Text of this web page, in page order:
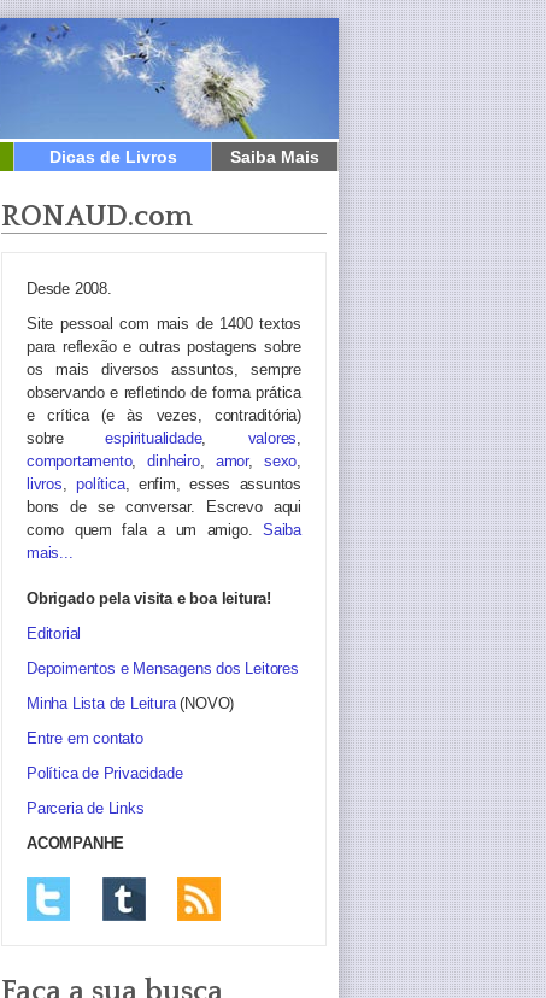
Dicas de Livros Saiba Mais
RONAUD.com
Desde 2008.
Site pessoal com mais de 1400 textos
para reflexão e outras postagens sobre
os mais diversos assuntos, sempre
observando e refletindo de forma prática
e crítica (e às vezes, contraditória)
sobreespiritualidade, valores,
comportamento,dinheiro, amor, sexo,
livros,política, enfim, esses assuntos
bons de se conversar. Escrevo aqui
como quem fala a um amigo. Saiba
mais...
Obrigado pela visita e boa leitura!
Editorial
Depoimentos e Mensagens dos Leitores
Minha Lista de Leitura(NOVO)
Entre em contato
Política de Privacidade
Parceria de Links
ACOMPANHE